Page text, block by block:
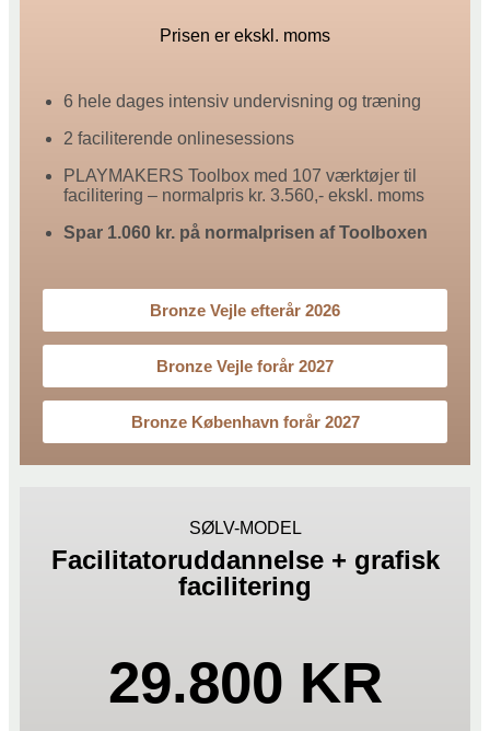
Prisen er ekskl. moms
6 hele dages intensiv undervisning og træning
2 faciliterende onlinesessions
PLAYMAKERS Toolbox med 107 værktøjer til
facilitering – normalpris kr. 3.560,- ekskl. moms
Spar 1.060 kr. på normalprisen af Toolboxen
Bronze Vejle efterår 2026
Bronze Vejle forår 2027
Bronze København forår 2027
SØLV-MODEL
Facilitatoruddannelse + grafisk
facilitering
29.800 KR